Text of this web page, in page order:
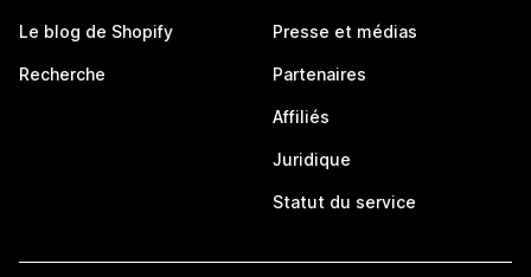
Le blog de Shopify
Recherche
Presse et médias
Partenaires
Affiliés
Juridique
Statut du service